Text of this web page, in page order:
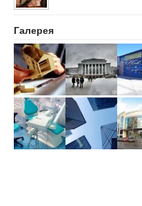
Галерея